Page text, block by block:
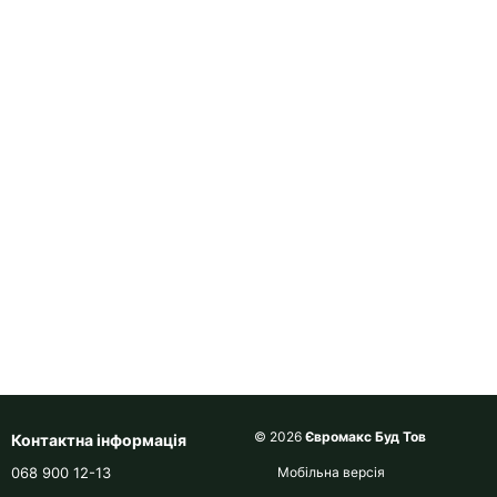
Контактна інформація
068 900 12-13
© 2026 Євромакс Буд Тов
Мобільна версія